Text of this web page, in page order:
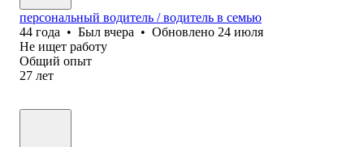
персональный водитель / водитель в семью
44 года • Был вчера • Обновлено 24 июля
Не ищет работу
Общий опыт
27 лет